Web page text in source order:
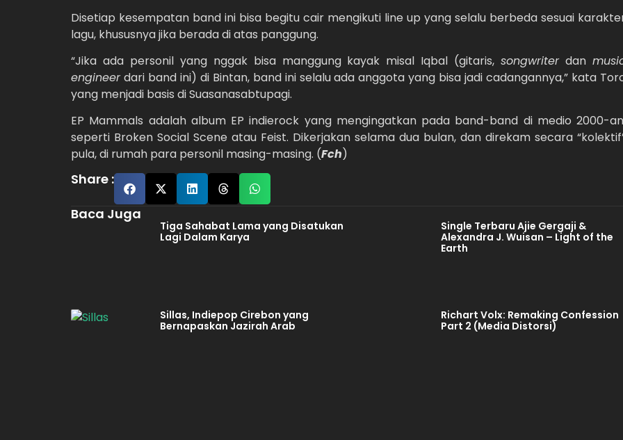
Disetiap kesempatan band ini bisa begitu cair mengikuti line up yang selalu berbeda sesuai
lagu, khususnya jika berada di atas panggung.
“Jika ada personil yang nggak bisa manggung kayak misal Iqbal (gitaris,songwriterdan
engineerdari band ini) di Bintan, band ini selalu ada anggota yang bisa jadi cadangannya,” kata
yang menjadi basis di Suasanasabtupagi.
EP Mammals adalah album EP indierock yang mengingatkan pada band-band di medio 2000-
seperti Broken Social Scene atau Feist. Dikerjakan selama dua bulan, dan direkam secara
pula, di rumah para personil masing-masing. (Fch)
Share :
Baca Juga
Tiga Sahabat Lama yang Disatukan
Lagi Dalam Karya
Single Terbaru Ajie Gergaji &
Alexandra J. Wuisan – Light of the
Earth
Sillas, Indiepop Cirebon yang
Bernapaskan Jazirah Arab
Richart Volx: Remaking Confession
Part 2 (Media Distorsi)